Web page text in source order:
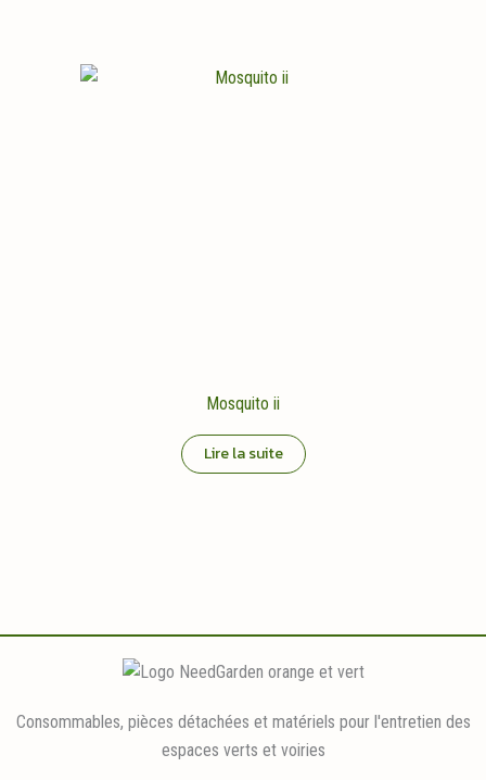
Mosquito ii
Lire la suite
Consommables, pièces détachées et matériels pour l'entretien des
espaces verts et voiries